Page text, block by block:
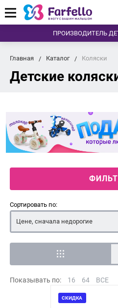
ПРОИЗВОДИТЕЛЬ
Главная Каталог Коляски
Детские
Сортировать по:
Цене, сначала недорогие
Показывать по: 16 64 ВСЕ
СКИДКА